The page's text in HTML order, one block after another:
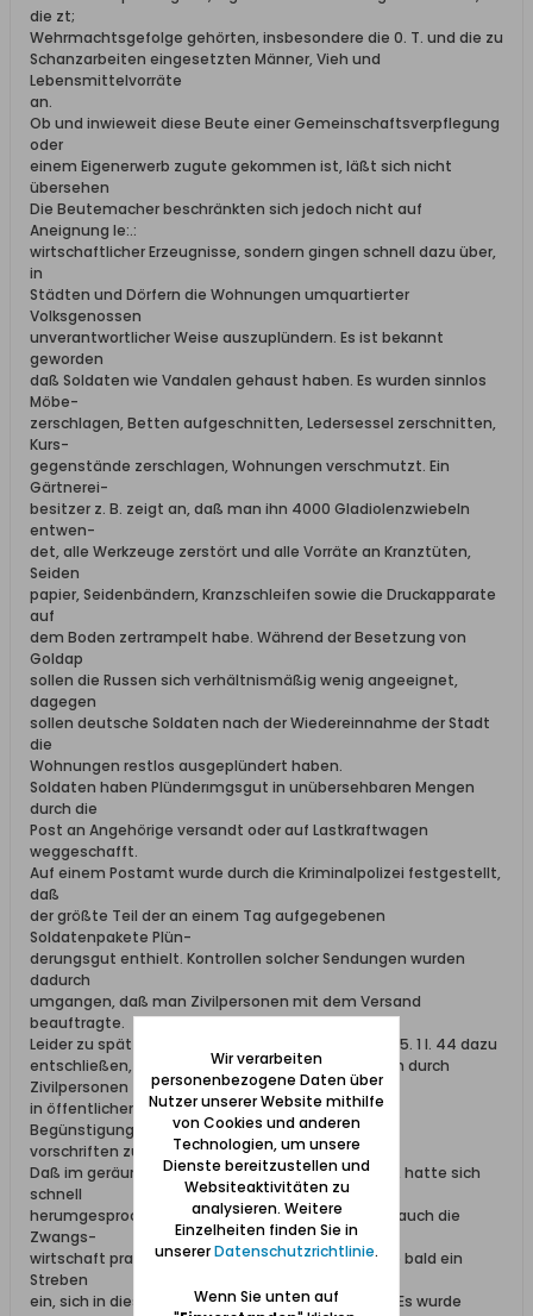
die zt;
Wehrmachtsgefolge gehörten, insbesondere die 0. T. und die zu
Schanzarbeiten eingesetzten Männer, Vieh und
Lebensmittelvorräte
an.
Ob und inwieweit diese Beute einer Gemeinschaftsverpflegung
oder
einem Eigenerwerb zugute gekommen ist, läßt sich nicht
übersehen
Die Beutemacher beschränkten sich jedoch nicht auf
Aneignung le:.:
wirtschaftlicher Erzeugnisse, sondern gingen schnell dazu über,
in
Städten und Dörfern die Wohnungen umquartierter
Volksgenossen
unverantwortlicher Weise auszuplündern. Es ist bekannt
geworden
daß Soldaten wie Vandalen gehaust haben. Es wurden sinnlos
Möbe-
zerschlagen, Betten aufgeschnitten, Ledersessel zerschnitten,
Kurs-
gegenstände zerschlagen, Wohnungen verschmutzt. Ein
Gärtnerei-
besitzer z. B. zeigt an, daß man ihn 4000 Gladiolenzwiebeln
entwen-
det, alle Werkzeuge zerstört und alle Vorräte an Kranztüten,
Seiden
papier, Seidenbändern, Kranzschleifen sowie die Druckapparate
auf
dem Boden zertrampelt habe. Während der Besetzung von
Goldap
sollen die Russen sich verhältnismäßig wenig angeeignet,
dagegen
sollen deutsche Soldaten nach der Wiedereinnahme der Stadt
die
Wohnungen restlos ausgeplündert haben.
Soldaten haben Plünderımgsgut in unübersehbaren Mengen
durch die
Post an Angehörige versandt oder auf Lastkraftwagen
weggeschafft.
Auf einem Postamt wurde durch die Kriminalpolizei festgestellt,
daß
der größte Teil der an einem Tag aufgegebenen
Soldatenpakete Plün-
derungsgut enthielt. Kontrollen solcher Sendungen wurden
dadurch
umgangen, daß man Zivilpersonen mit dem Versand
beauftragte.
Leider zu spät mußte der Oberpräsident sich am 25. 1 l. 44 dazu
entschließen, das Absenden von Soldatenpaketen durch
Zivilpersonen
in öffentlichen Anschlägen unter Hinweis auf die
Begünstigungs-
vorschriften zu verbieten.
Daß im geräumten Gebiet das Vieh wild heruınlief, hatte sich
schnell
herumgesprochen. Da in den betroffenen Kreisen auch die
Zwangs-
wirtschaft praktisch undurchführbar wurde, setzte bald ein
Streben
ein, sich in diesen Gebieten etwas zu „besorgen“. Es wurde
Wir verarbeiten
personenbezogene Daten über
Nutzer unserer Website mithilfe
von Cookies und anderen
Technologien, um unsere
Dienste bereitzustellen und
Websiteaktivitäten zu
analysieren. Weitere
Einzelheiten finden Sie in
unsererDatenschutzrichtlinie.
Wenn Sie unten auf